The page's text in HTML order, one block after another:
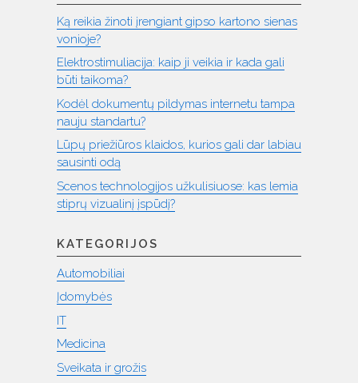
Ką reikia žinoti įrengiant gipso kartono sienas
vonioje?
Elektrostimuliacija: kaip ji veikia ir kada gali
būti taikoma?
Kodėl dokumentų pildymas internetu tampa
nauju standartu?
Lūpų priežiūros klaidos, kurios gali dar labiau
sausinti odą
Scenos technologijos užkulisiuose: kas lemia
stiprų vizualinį įspūdį?
KATEGORIJOS
Automobiliai
Įdomybės
IT
Medicina
Sveikata ir grožis